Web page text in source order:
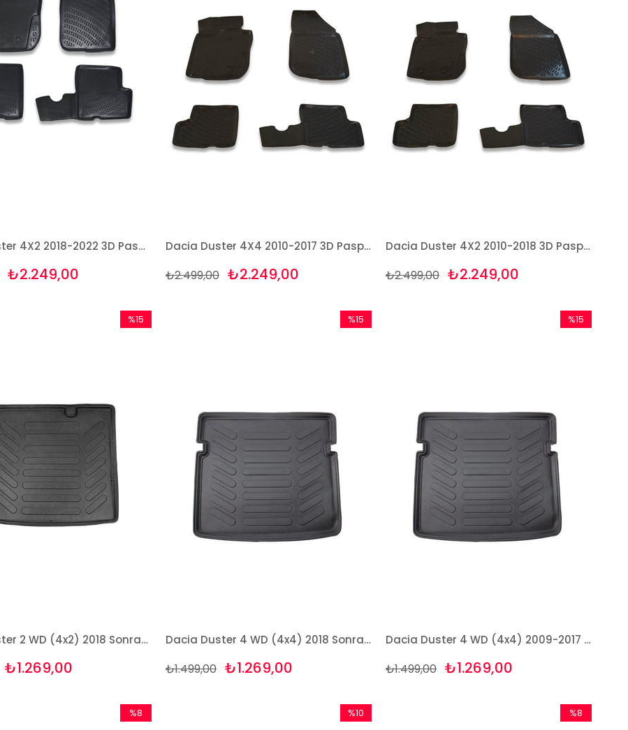
Dacia Duster 4X2 2018-2022 3D Paspas Takımı Bizymo
₺2.249,00
Dacia Duster 4X4 2010-2017 3D Paspas Takımı Bizymo
₺2.249,00
₺2.499,00
Dacia Duster 4X2 2010-2018 3D Paspas Takımı Bizymo
₺2.249,00
₺2.499,00
Dacia Duster 2 WD (4x2) 2018 Sonrası 3D Bagaj Havuzu Rizline
₺1.269,00
%15
Dacia Duster 4 WD (4x4) 2018 Sonrası 3D Bagaj Havuzu Rizline
₺1.269,00
₺1.499,00
%15
Dacia Duster 4 WD (4x4) 2009-2017 3D Bagaj Havuzu Rizline
₺1.269,00
₺1.499,00
%15
%8
%10
%8